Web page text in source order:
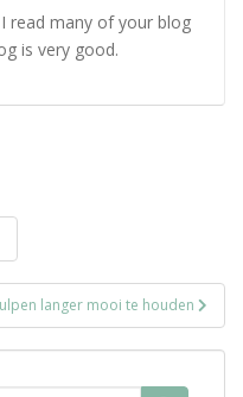
read many of your blog
is very good.
langer mooi te houden